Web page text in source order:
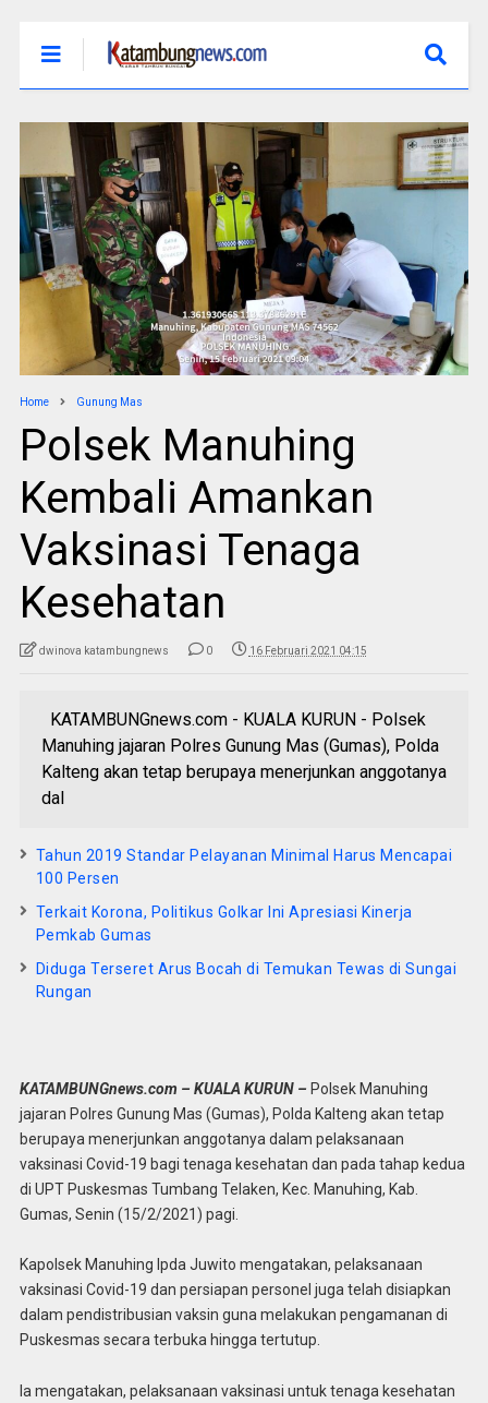
Home Gunung Mas
Polsek Manuhing
Kembali Amankan
Vaksinasi Tenaga
Kesehatan
dwinova katambungnews 0 16 Februari 2021 04:15
KATAMBUNGnews.com - KUALA KURUN - Polsek
Manuhing jajaran Polres Gunung Mas (Gumas), Polda
Kalteng akan tetap berupaya menerjunkan anggotanya
dal
Tahun 2019 Standar Pelayanan Minimal Harus Mencapai
100 Persen
Terkait Korona, Politikus Golkar Ini Apresiasi Kinerja
Pemkab Gumas
Diduga Terseret Arus Bocah di Temukan Tewas di Sungai
Rungan
KATAMBUNGnews.com – KUALA KURUN – Polsek Manuhing
jajaran Polres Gunung Mas (Gumas), Polda Kalteng akan tetap
berupaya menerjunkan anggotanya dalam pelaksanaan
vaksinasi Covid-19 bagi tenaga kesehatan dan pada tahap kedua
di UPT Puskesmas Tumbang Telaken, Kec. Manuhing, Kab.
Gumas, Senin (15/2/2021) pagi.
Kapolsek Manuhing Ipda Juwito mengatakan, pelaksanaan
vaksinasi Covid-19 dan persiapan personel juga telah disiapkan
dalam pendistribusian vaksin guna melakukan pengamanan di
Puskesmas secara terbuka hingga tertutup.
Ia mengatakan, pelaksanaan vaksinasi untuk tenaga kesehatan